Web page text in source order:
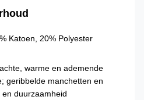
Katoen, 20% Polyester
warme en ademende
geribbelde manchetten en
duurzaamheid